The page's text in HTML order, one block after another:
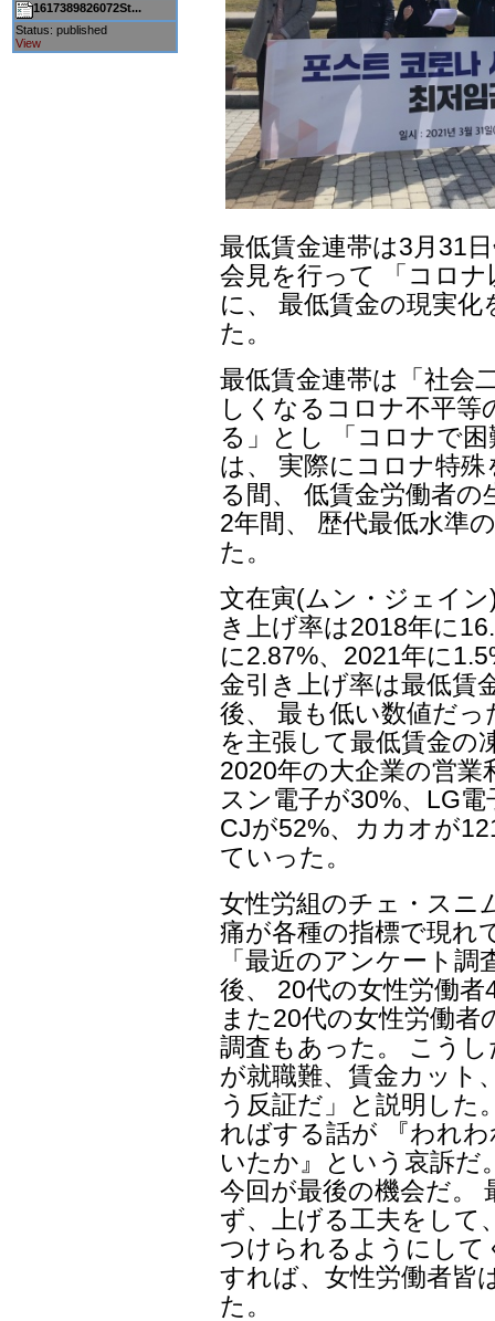
1617389826072St...
Status: published
View
最低賃金連帯は3月31
会見を行って 「コロ
に、 最低賃金の現実
た。
最低賃金連帯は「社会
しくなるコロナ不平
る」とし 「コロナで
は、 実際にコロナ特
る間、 低賃金労働者
2年間、 歴代最低水準
た。
文在寅(ムン・ジェイ
き上げ率は2018年に
に2.87%、2021年に
金引き上げ率は最低賃
後、 最も低い数値だ
を主張して最低賃金の
2020年の大企業の営
スン電子が30%、LG
CJが52%、カカオが
ていった。
女性労組のチェ・スニ
痛が各種の指標で現れ
「最近のアンケート
後、 20代の女性労働
また20代の女性労働
調査もあった。 こう
が就職難、賃金カット
う反証だ」と説明した
ればする話が 『われ
いたか』という哀訴だ
今回が最後の機会だ。
ず、上げる工夫をして
つけられるようにして
すれば、女性労働者皆
た。